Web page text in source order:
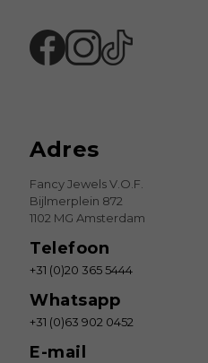
Adres
Fancy Jewels V.O.F.
Bijlmerplein 872
1102 MG Amsterdam
Telefoon
+31 (0)20 365 5444
Whatsapp
+31 (0)63 902 0452
E-mail